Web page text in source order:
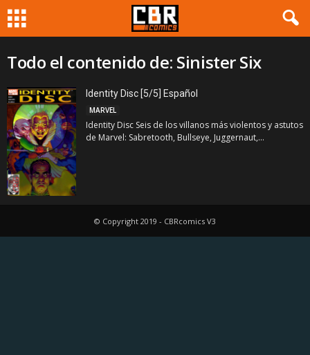
Todo el contenido de: Sinister Six
Identity Disc [5/5] Español
MARVEL
Identity Disc Seis de los villanos más violentos y astutos
de Marvel: Sabretooth, Bullseye, Juggernaut,...
© Copyright 2019 - CBRcomics V3